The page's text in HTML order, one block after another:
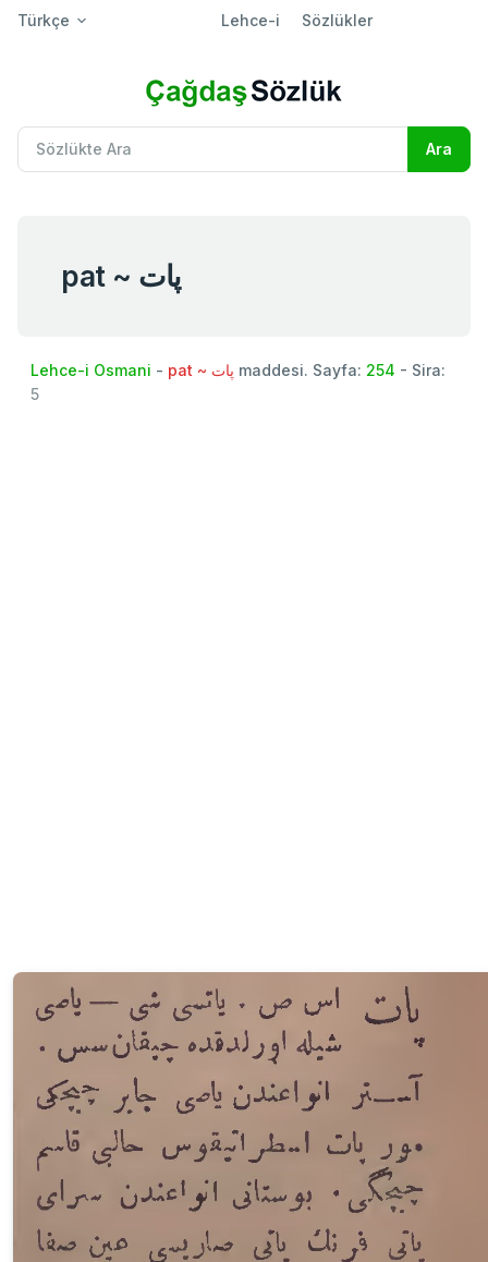
Türkçe Lehce-i Sözlükler
pat ~ پات
Lehce-i Osmani - pat ~ پات maddesi. Sayfa: 254 - Sira:
5